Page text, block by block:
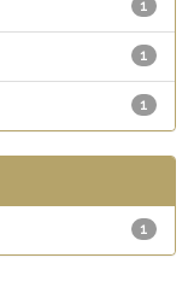
1
1
1
1